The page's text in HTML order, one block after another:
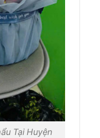
Tại Huyện